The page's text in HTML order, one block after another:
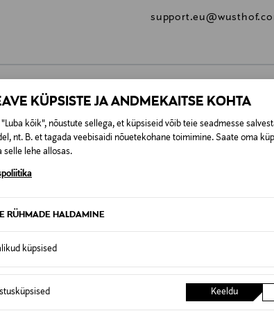
KÜPSISTE JA ANDMEKAITSE KOHTA
kõik", nõustute sellega, et küpsiseid võib teie seadmesse
nt. B. et tagada veebisaidi nõuetekohane toimimine. Saate oma
selle lehe allosas.
RÜHMADE HALDAMINE
küpsised
Keeldu
0,00 €
KA